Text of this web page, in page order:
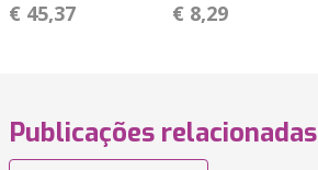
€ 45,37 € 8,29
Publicações relacionadas